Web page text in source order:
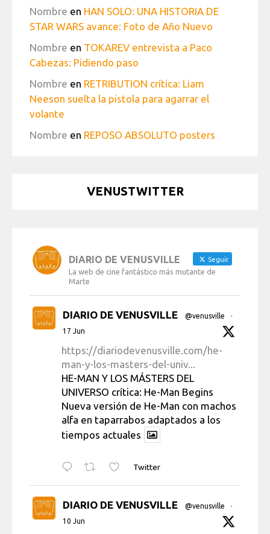
Nombre en HAN SOLO: UNA HISTORIA DE
STAR WARS avance: Foto de Año Nuevo
Nombre en TOKAREV entrevista a Paco
Cabezas: Pidiendo paso
Nombre en RETRIBUTION crítica: Liam
Neeson suelta la pistola para agarrar el
volante
Nombre en REPOSO ABSOLUTO posters
VENUSTWITTER
DIARIO DE VENUSVILLE Seguir
La web de cine fantástico más mutante de
Marte
DIARIO DE VENUSVILLE @venusville
·
17 Jun
https://diariodevenusville.com/he-
man-y-los-masters-del-univ...
HE-MAN Y LOS MÁSTERS DEL
UNIVERSO crítica: He-Man Begins
Nueva versión de He-Man con machos
alfa en taparrabos adaptados a los
tiempos actuales
Twitter
DIARIO DE VENUSVILLE @venusville
·
10 Jun